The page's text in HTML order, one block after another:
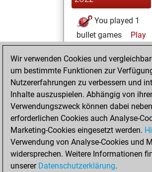
You played 1
bullet games
Play
You scored +0
=0 -1 in bullet
Freitag, Januar 8,
2021
You won
against Fritz
Fritz
You achieved a
new Elo of 1608
Wir verwenden Cookies und
um bestimmte Funktionen zur
Nutzererfahrungen zu verbessern und
Inhalte auszuspielen. Abhängig von
Verwendungszweck können dabei
erforderlichen Cookies auch Analyse-
Marketing-Cookies eingesetzt werden.
Verwendung von Analyse-Cookies und
widersprechen. Weitere Informationen
unserer Datenschutzerklärung.